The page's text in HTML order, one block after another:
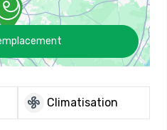
mode_fan Climatisation